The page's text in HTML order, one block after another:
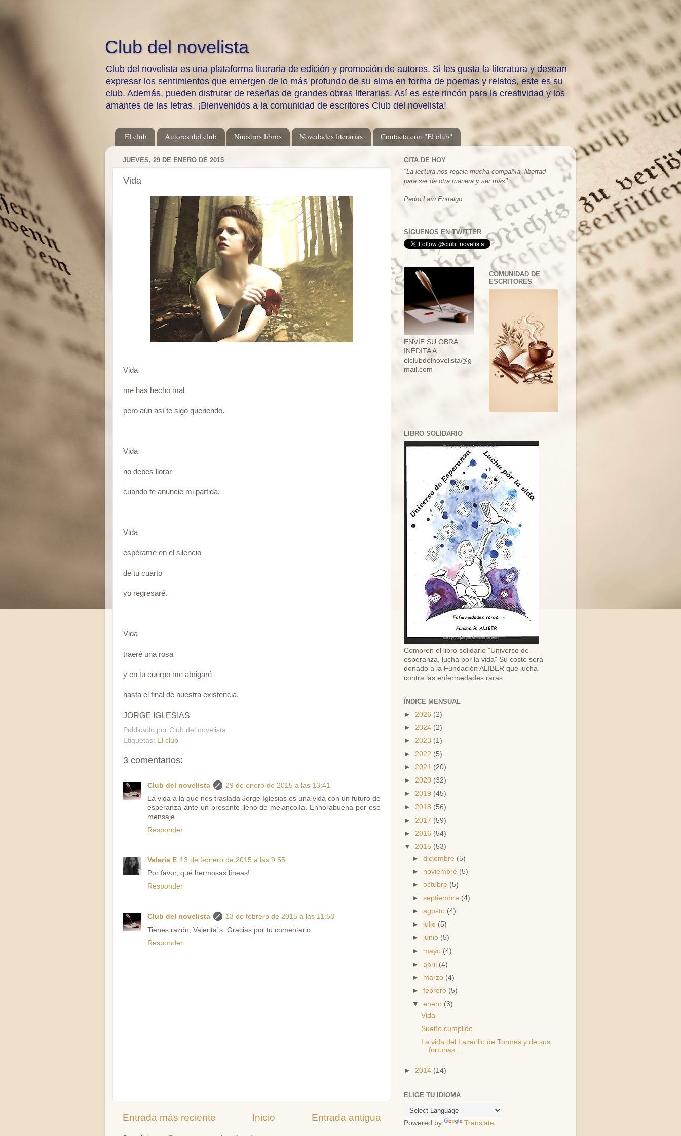
Club del novelista
Club del novelista es una plataforma literaria de edición y promoción de autores. Si les gusta la literatura y desean
expresar los sentimientos que emergen de lo más profundo de su alma en forma de poemas y relatos, este es su
club. Además, pueden disfrutar de reseñas de grandes obras literarias. Así es este rincón para la creatividad y los
amantes de las letras. ¡Bienvenidos a la comunidad de escritores Club del novelista!
El club Autores del club Nuestros libros Novedades literarias Contacta con "El club"
JUEVES, 29 DE ENERO DE 2015
Vida
Vida
me has hecho mal
pero aún así te sigo queriendo.
Vida
no debes llorar
cuando te anuncie mi partida.
Vida
espérame en el silencio
de tu cuarto
yo regresaré.
Vida
traeré una rosa
y en tu cuerpo me abrigaré
hasta el final de nuestra existencia.
JORGE IGLESIAS
Publicado por Club del novelista
Etiquetas: El club
3 comentarios:
Club del novelista
29 de enero de 2015 a las 13:41
La vida a la que nos traslada Jorge Iglesias es una vida con un futuro de
esperanza ante un presente lleno de melancolía. Enhorabuena por ese
mensaje.
Responder
Valeria E 13 de febrero de 2015 a las 9:55
Por favor, qué hermosas líneas!
Responder
Club del novelista
13 de febrero de 2015 a las 11:53
Tienes razón, Valerita´s. Gracias por tu comentario.
Responder
Entrada más reciente Entrada antigua
Inicio
CITA DE HOY
"La lectura nos regala mucha compañía, libertad
para ser de otra manera y ser más".
Pedro Laín Entralgo
SÍGUENOS EN TWITTER
ENVÍE SU OBRA
INÉDITA A:
elclubdelnovelista@g
mail.com
COMUNIDAD DE
ESCRITORES
LIBRO SOLIDARIO
Compren el libro solidario "Universo de
esperanza, lucha por la vida" Su coste será
donado a la Fundación ALIBER que lucha
contra las enfermedades raras.
ÍNDICE MENSUAL
► 2026 (2)
► 2024 (2)
► 2023 (1)
► 2022 (5)
► 2021 (20)
► 2020 (32)
► 2019 (45)
► 2018 (56)
► 2017 (59)
► 2016 (54)
▼ 2015 (53)
►diciembre (5)
► noviembre (5)
►octubre (5)
►septiembre (4)
►agosto (4)
► julio (5)
► junio (5)
► mayo (4)
►abril (4)
► marzo (4)
►febrero (5)
▼enero (3)
Vida
Sueño cumplido
La vida del Lazarillo de Tormes y de sus
fortunas ...
► 2014 (14)
ELIGE TU IDIOMA
Powered by Translate